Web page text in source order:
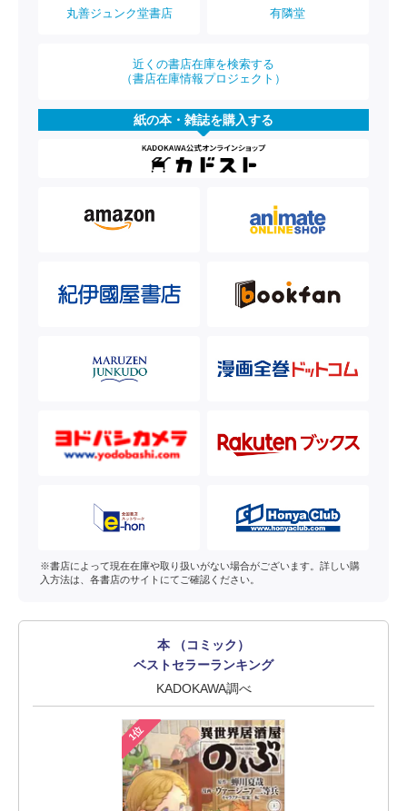
丸善ジュンク堂書店 有隣堂
近くの書店在庫を検索する
（書店在庫情報プロジェクト）
紙の本・雑誌を購入する
※書店によって現在在庫や取り扱いがない場合がございます。詳しい購
入方法は、各書店のサイトにてご確認ください。
本 （コミック）
ベストセラーランキング
KADOKAWA調べ
1位